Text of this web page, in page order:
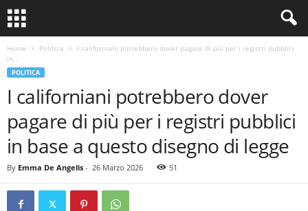
Home Politica
I californiani potrebbero dover pagare di più per i registri pubblici
in...
POLITICA
I californiani potrebbero dover
pagare di più per i registri pubblici
in base a questo disegno di legge
By Emma De Angelis - 26 Marzo 2026 51